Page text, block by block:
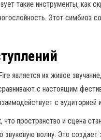
такие инструменты, как
Этот симбиоз
является их живое
с настоящим
с аудиторией
что пространство и сцена
волну. Это создает